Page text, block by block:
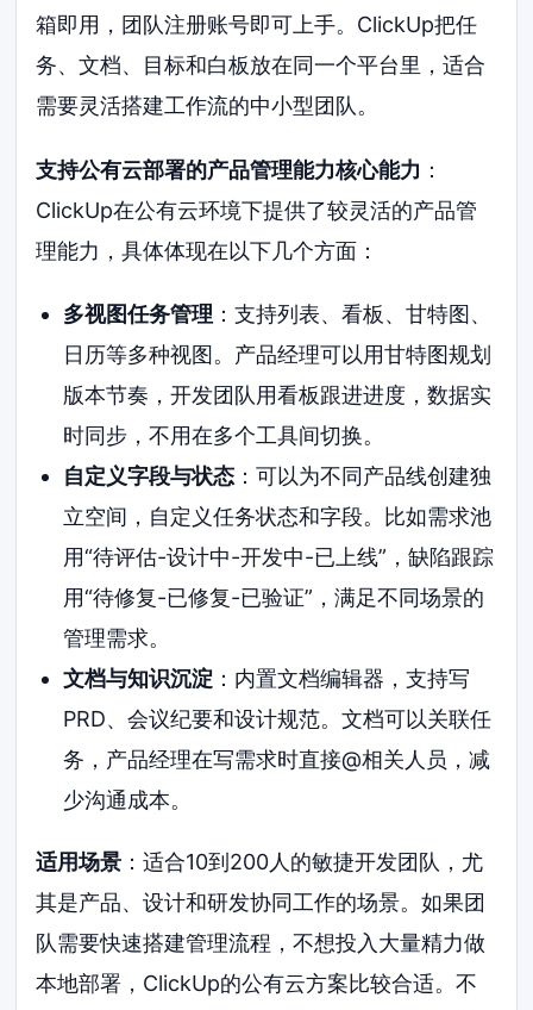
箱即用，团队注册账号即可上手。ClickUp把任
务、文档、目标和白板放在同一个平台里，适合
需要灵活搭建工作流的中小型团队。
支持公有云部署的产品管理能力核心能力 ：
ClickUp在公有云环境下提供了较灵活的产品管
理能力，具体体现在以下几个方面：
多视图任务管理 ：支持列表、看板、甘特图、
日历等多种视图。产品经理可以用甘特图规划
版本节奏，开发团队用看板跟进进度，数据实
时同步，不用在多个工具间切换。
自定义字段与状态：可以为不同产品线创建独
立空间，自定义任务状态和字段。比如需求池
用“待评估-设计中-开发中-已上线”，缺陷跟踪
用“待修复-已修复-已验证”，满足不同场景的
管理需求。
文档与知识沉淀：内置文档编辑器，支持写
PRD、会议纪要和设计规范。文档可以关联任
务，产品经理在写需求时直接@相关人员，减
少沟通成本。
适用场景 ：适合10到200人的敏捷开发团队，尤
其是产品、设计和研发协同工作的场景。如果团
队需要快速搭建管理流程，不想投入大量精力做
本地部署，ClickUp的公有云方案比较合适。不